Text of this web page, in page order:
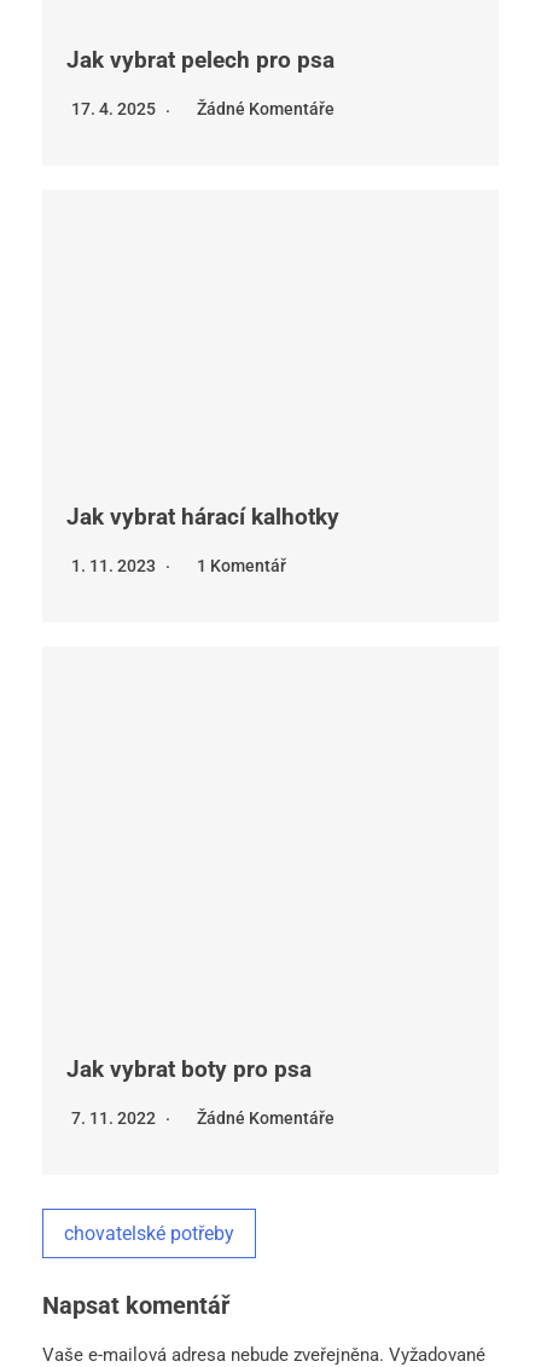
Jak vybrat pelech pro psa
17. 4. 2025 Žádné Komentáře
Jak vybrat hárací kalhotky
1. 11. 2023 1 Komentář
Jak vybrat boty pro psa
7. 11. 2022 Žádné Komentáře
chovatelské potřeby
Napsat komentář
Vaše e-mailová adresa nebude zveřejněna. Vyžadované